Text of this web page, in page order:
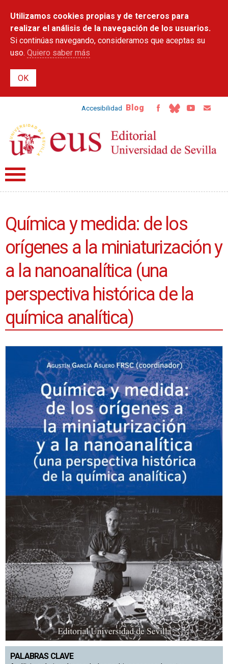
contenido
principal
Utilizamos cookies propias y de terceros para
realizar el análisis de la navegación de los usuarios.
Si continúas navegando, consideramos que aceptas su
uso. Quiero saber más
Accesibilidad Blog
Química y medida: de los
orígenes a la miniaturización y
a la nanoanalítica (una
perspectiva histórica de la
química analítica)
PALABRAS CLAVE